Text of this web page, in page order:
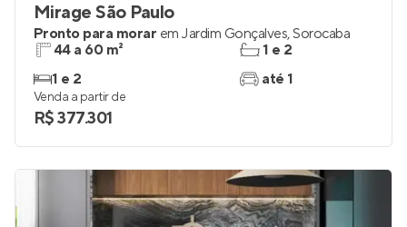
Mirage São Paulo
Pronto para morar em Jardim Gonçalves,Sorocaba
44 a 60 m²
1 e 2
1 e 2
até 1
Venda a partir de
R$ 377.301